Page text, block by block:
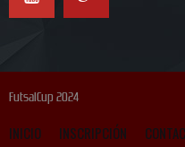
FutsalCup 2024
INICIO INSCRIPCIÓN